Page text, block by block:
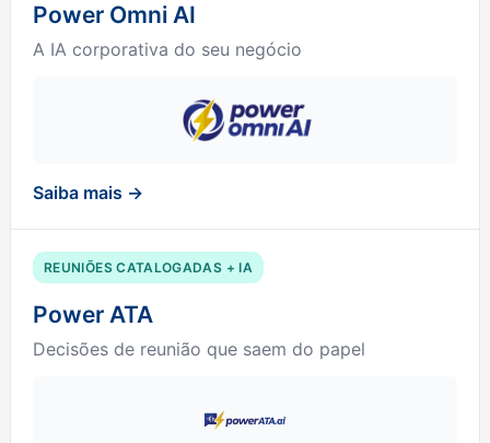
Power Omni AI
A IA corporativa do seu negócio
Saiba mais →
REUNIÕES CATALOGADAS + IA
Power ATA
Decisões de reunião que saem do papel